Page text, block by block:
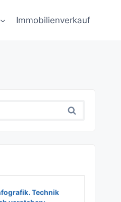
Immobilienverkauf
Technik